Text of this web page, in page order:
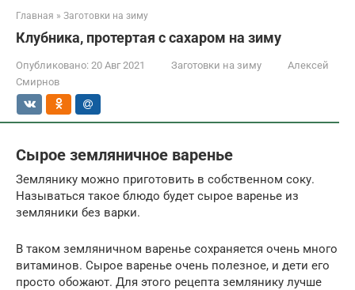
Главная » Заготовки на зиму
Клубника, протертая с сахаром на зиму
Опубликовано: 20 Авг 2021 Заготовки на зиму
Алексей
Смирнов
Сырое земляничное варенье
Землянику можно приготовить в собственном соку.
Называться такое блюдо будет сырое варенье из
земляники без варки.
В таком земляничном варенье сохраняется очень много
витаминов. Сырое варенье очень полезное, и дети его
просто обожают. Для этого рецепта землянику лучше